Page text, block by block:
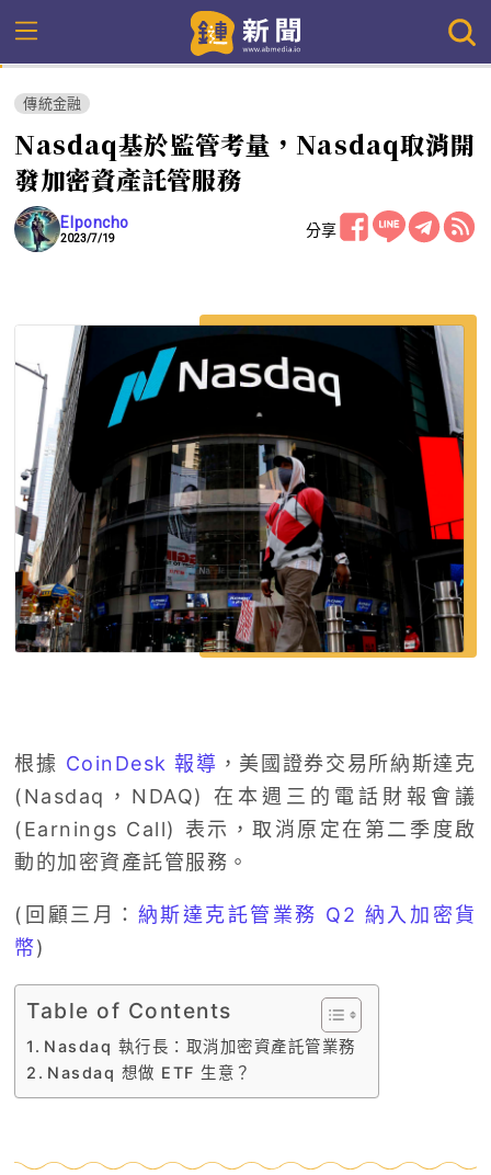
傳統金融
Nasdaq基於監管考量，Nasdaq取消開
發加密資產託管服務
Elponcho
2023/7/19 分享
根據 CoinDesk 報導 ，美國證券交易所納斯達克
(Nasdaq，NDAQ) 在本週三的電話財報會議
(Earnings Call) 表示，取消原定在第二季度啟
動的加密資產託管服務。
(回顧三月： 納斯達克託管業務 Q2 納入加密貨
幣)
Table of Contents
Nasdaq 執行長：取消加密資產託管業務
Nasdaq 想做 ETF 生意？